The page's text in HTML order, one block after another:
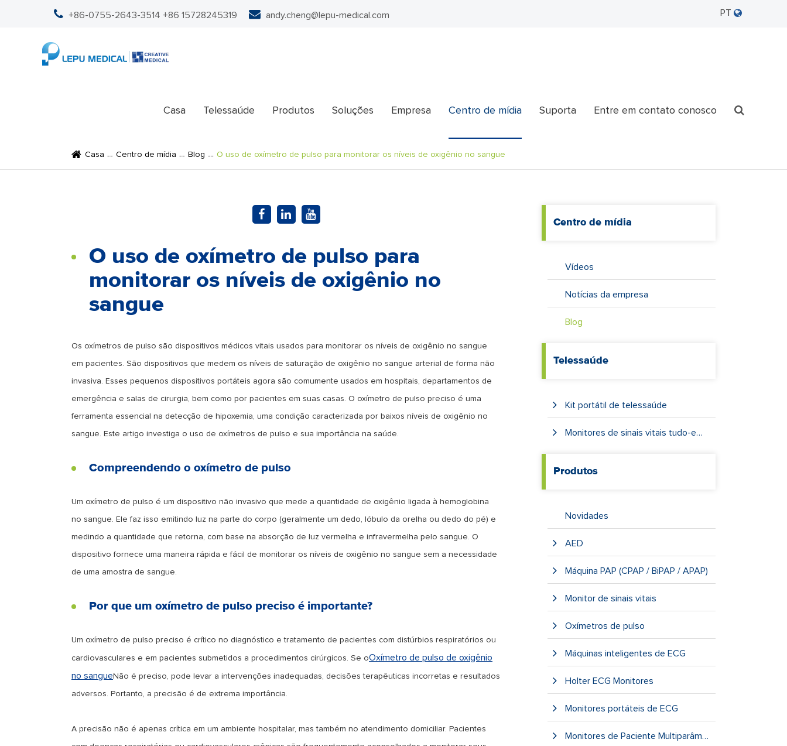
+86-0755-2643-3514 +86 15728245319 andy.cheng@lepu-medical.com PT
Casa Telessaúde Produtos Soluções Empresa Centro de mídia Suporta Entre em contato conosco
Casa Centro de mídia Blog O uso de oxímetro de pulso para monitorar os níveis de oxigênio no sangue
O uso de oxímetro de pulso para
monitorar os níveis de oxigênio no
sangue
Os oxímetros de pulso são dispositivos médicos vitais usados para monitorar os níveis de oxigênio no sangue
em pacientes. São dispositivos que medem os níveis de saturação de oxigênio no sangue arterial de forma não
invasiva. Esses pequenos dispositivos portáteis agora são comumente usados em hospitais, departamentos de
emergência e salas de cirurgia, bem como por pacientes em suas casas. O oxímetro de pulso preciso é uma
ferramenta essencial na detecção de hipoxemia, uma condição caracterizada por baixos níveis de oxigênio no
sangue. Este artigo investiga o uso de oxímetros de pulso e sua importância na saúde.
Compreendendo o oxímetro de pulso
Um oxímetro de pulso é um dispositivo não invasivo que mede a quantidade de oxigênio ligada à hemoglobina
no sangue. Ele faz isso emitindo luz na parte do corpo (geralmente um dedo, lóbulo da orelha ou dedo do pé) e
medindo a quantidade que retorna, com base na absorção de luz vermelha e infravermelha pelo sangue. O
dispositivo fornece uma maneira rápida e fácil de monitorar os níveis de oxigênio no sangue sem a necessidade
de uma amostra de sangue.
Por que um oxímetro de pulso preciso é importante?
Um oxímetro de pulso preciso é crítico no diagnóstico e tratamento de pacientes com distúrbios respiratórios ou
cardiovasculares e em pacientes submetidos a procedimentos cirúrgicos. Se oOxímetro de pulso de oxigênio
no sangue Não é preciso, pode levar a intervenções inadequadas, decisões terapêuticas incorretas e resultados
adversos. Portanto, a precisão é de extrema importância.
A precisão não é apenas crítica em um ambiente hospitalar, mas também no atendimento domiciliar. Pacientes
Centro de mídia
Vídeos
Notícias da empresa
Blog
Telessaúde
Kit portátil de telessaúde
Monitores de sinais vitais tudo-em-um
Produtos
Novidades
AED
Máquina PAP (CPAP / BiPAP / APAP)
Monitor de sinais vitais
Oxímetros de pulso
Máquinas inteligentes de ECG
Holter ECG Monitores
Monitores portáteis de ECG
Monitores de Paciente Multiparâmetro